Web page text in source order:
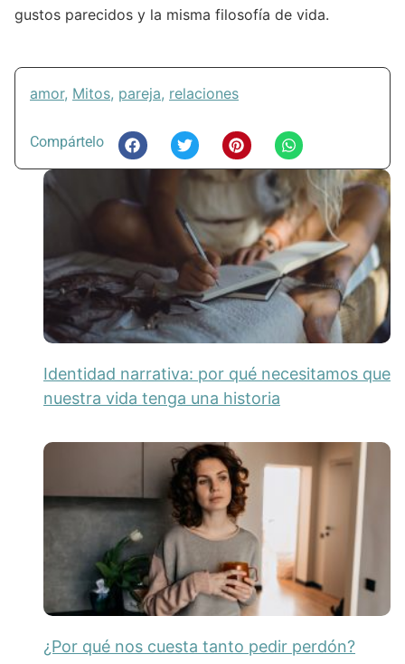
gustos parecidos y la misma filosofía de vida.
amor, Mitos, pareja, relaciones
Compártelo
Identidad narrativa: por qué necesitamos que
nuestra vida tenga una historia
¿Por qué nos cuesta tanto pedir perdón?